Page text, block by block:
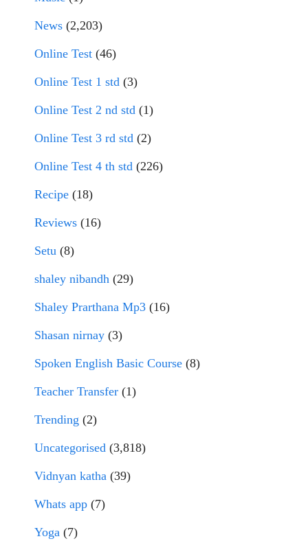
News (2,203)
Online Test (46)
Online Test 1 std (3)
Online Test 2 nd std (1)
Online Test 3 rd std (2)
Online Test 4 th std (226)
Recipe (18)
Reviews (16)
Setu (8)
shaley nibandh (29)
Shaley Prarthana Mp3 (16)
Shasan nirnay (3)
Spoken English Basic Course (8)
Teacher Transfer (1)
Trending (2)
Uncategorised (3,818)
Vidnyan katha (39)
Whats app (7)
Yoga (7)